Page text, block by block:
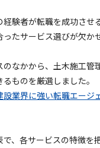
験者が転職を成功させ
たサービス選びが欠か
なかから、土木施工管
ものを厳選しました。
設業界に強い転職エージ
で、各サービスの特徴を